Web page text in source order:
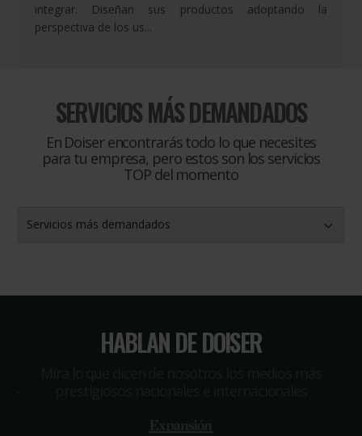
integrar. Diseñan sus productos adoptando la
perspectiva de los us...
SERVICIOS MÁS DEMANDADOS
En Doiser encontrarás todo lo que necesites
para tu empresa, pero estos son los servicios
TOP del momento
Servicios más demandados
HABLAN DE DOISER